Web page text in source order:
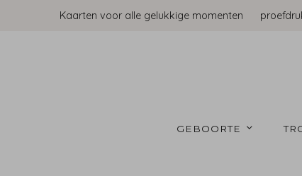
Kaarten voor alle gelukkige momenten
GEBOORTE